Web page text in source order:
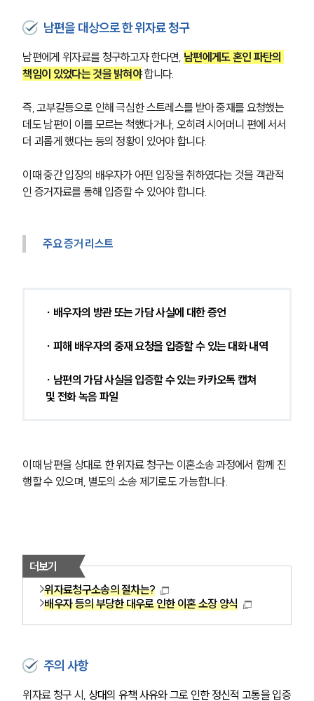
부소개
부소개
대륜의 강점
글로벌 파트너 로펌
업무사례
업무분야
업무
남편을 대상으로 한 위자료 청구
남편에게 위자료를 청구하고자 한다면, 남편에게도 혼인 파탄의
책임이 있었다는 것을 밝혀야 합니다.
즉, 고부갈등으로 인해 극심한 스트레스를 받아 중재를 요청했는
데도 남편이 이를 모르는 척했다거나, 오히려 시어머니 편에 서서
더 괴롭게 했다는 등의 정황이 있어야 합니다.
이때 중간 입장의 배우자가 어떤 입장을 취하였다는 것을 객관적
인 증거자료를 통해 입증할 수 있어야 합니다.
주요 증거 리스트
∙ 배우자의 방관 또는 가담 사실에 대한 증언
∙ 피해 배우자의 중재 요청을 입증할 수 있는 대화 내역
∙ 남편의 가담 사실을 입증할 수 있는 카카오톡 캡쳐
및 전화 녹음 파일
이때 남편을 상대로 한 위자료 청구는 이혼소송 과정에서 함께 진
행할 수 있으며, 별도의 소송 제기로도 가능합니다.
더보기
위자료청구소송의 절차는?
배우자 등의 부당한 대우로 인한 이혼 소장 양식
주의 사항
위자료 청구 시, 상대의 유책 사유와 그로 인한 정신적 고통을 입증